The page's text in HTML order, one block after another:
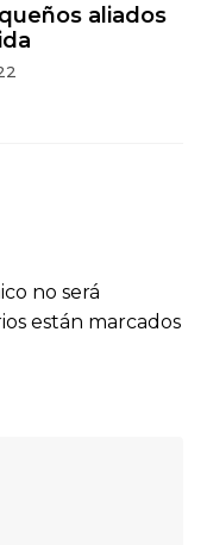
aliados
no será
están marcados